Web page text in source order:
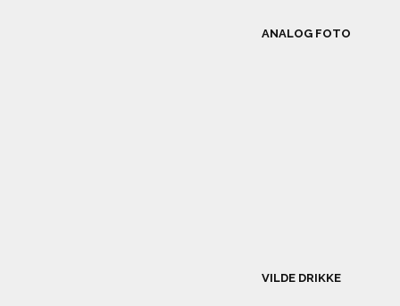
ANALOG FOTO
VILDE DRIKKE